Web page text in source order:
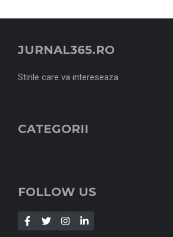
JURNAL365.RO
Stirile care va intereseaza
CATEGORII
FOLLOW US